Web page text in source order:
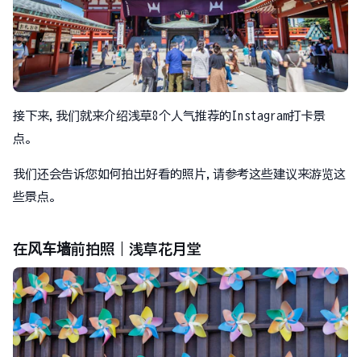
接下来,我们就来介绍浅草8个人气推荐的Instagram打卡景
点。
我们还会告诉您如何拍出好看的照片,请参考这些建议来游览这
些景点。
在风车墙前拍照｜浅草花月堂